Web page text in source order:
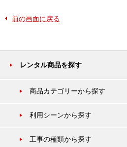
前の画面に戻る
レンタル商品を探す
商品カテゴリーから探す
利用シーンから探す
工事の種類から探す